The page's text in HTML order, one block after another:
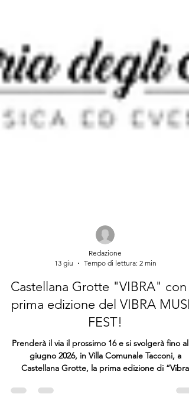
13 giu
Tempo di lettura: 2 min
Castellana Grotte "VIBRA" con
prima edizione del VIBRA
FEST!
Prenderà il via il prossimo 16 e si svolgerà fino al
Castellana Grotte, la prima edizione di “Vibra